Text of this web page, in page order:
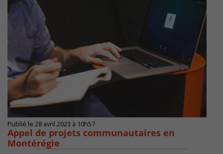
Publié le 28 avril 2023 à 10h57
Appel de projets communautaires en
Montérégie